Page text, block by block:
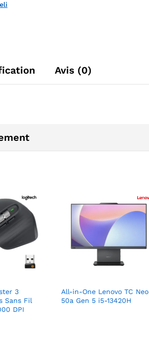
Avis (0)
3
Sans Fil
DPI
All-in-One Lenovo TC Neo
50a Gen 5 i5-13420H